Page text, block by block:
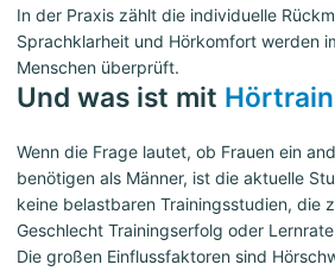
In der Praxis zählt die individuelle
Sprachklarheit und Hörkomfort werden
Menschen überprüft.
Und was ist mit
Wenn die Frage lautet, ob Frauen ein
benötigen als Männer, ist die aktuelle
keine belastbaren Trainingsstudien, die
Geschlecht Trainingserfolg oder
Die großen Einflussfaktoren sind